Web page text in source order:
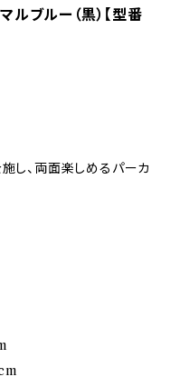
ルブルー（黒）【型番
し、両面楽しめるパーカ